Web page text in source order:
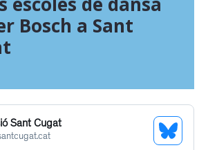
Bosch a Sant
Sant Cugat
See